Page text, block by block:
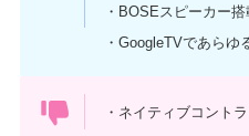
・BOSEスピーカー搭
・GoogleTVであらゆ
・ネイティブコント